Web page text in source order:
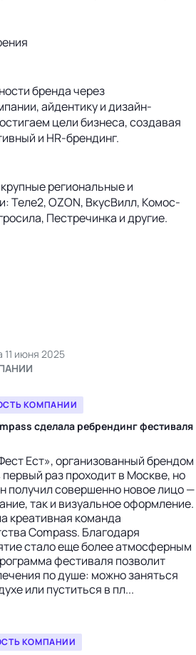
бренда через
айдентику и дизайн-
цели бизнеса, создавая
и HR-брендинг.
региональные и
Теле2, ОZON, ВкусВилл, Комос-
Пестречинка и другие.
июня 2025
КОМПАНИИ
сделала ребрендинг фестиваля
Ест», организованный брендом
раз проходит в Москве, но
получил совершенно новое лицо —
так и визуальное оформление.
креативная команда
Compass. Благодаря
стало еще более атмосферным
фестиваля позволит
по душе: можно заняться
или пуститься в пл...
КОМПАНИИ